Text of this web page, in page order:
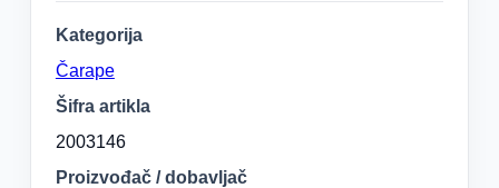
Kategorija
Čarape
Šifra artikla
2003146
Proizvođač / dobavljač